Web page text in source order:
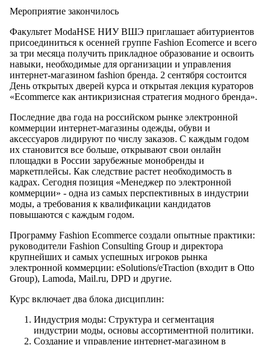
Мероприятие закончилось
Факультет ModaHSE НИУ ВШЭ приглашает абитуриентов
присоединиться к осенней группе Fashion Ecomerce и всего
за три месяца получить прикладное образование и освоить
навыки, необходимые для организации и управления
интернет-магазином fashion бренда. 2 сентября состоится
День открытых дверей курса и открытая лекция кураторов
«Eсommerce как антикризисная стратегия модного бренда».
Последние два года на российском рынке электронной
коммерции интернет-магазины одежды, обуви и
аксессуаров лидируют по числу заказов. С каждым годом
их становится все больше, открывают свои онлайн
площадки в России зарубежные монобренды и
маркетплейсы. Как следствие растет необходимость в
кадрах. Сегодня позиция «Менеджер по электронной
коммерции» - одна из самых перспективных в индустрии
моды, а требования к квалификации кандидатов
повышаются с каждым годом.
Программу Fashion Ecommerce создали опытные практики:
руководители Fashion Consulting Group и директора
крупнейших и самых успешных игроков рынка
электронной коммерции: eSolutions/eTraction (входит в Otto
Group), Lamoda, Mail.ru, DPD и другие.
Курс включает два блока дисциплин:
Индустрия моды: Структура и сегментация
индустрии моды, основы ассортиментной политики.
Создание и управление интернет-магазином в